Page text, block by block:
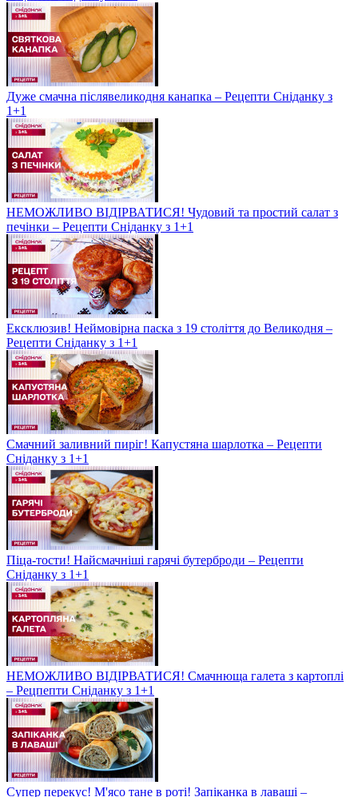
Дуже смачна післявеликодня канапка – Рецепти Сніданку з
1+1
НЕМОЖЛИВО ВІДІРВАТИСЯ! Чудовий та простий салат з
печінки – Рецепти Сніданку з 1+1
Ексклюзив! Неймовірна паска з 19 століття до Великодня –
Рецепти Сніданку з 1+1
Смачний заливний пиріг! Капустяна шарлотка – Рецепти
Сніданку з 1+1
Піца-тости! Найсмачніші гарячі бутерброди – Рецепти
Сніданку з 1+1
НЕМОЖЛИВО ВІДІРВАТИСЯ! Смачнюща галета з картоплі
– Рецпепти Сніданку з 1+1
Супер перекус! М'ясо тане в роті! Запіканка в лаваші –